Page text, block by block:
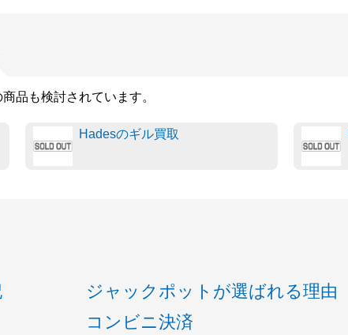
品も検討されています。
Hadesのギル買取
ジャックポットが選ばれる理由
コンビニ決済